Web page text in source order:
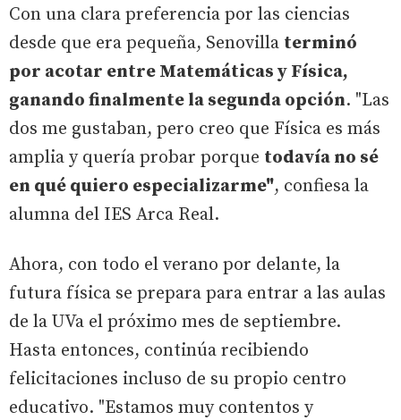
Con una clara preferencia por las ciencias
desde que era pequeña, Senovilla terminó
por acotar entre Matemáticas y Física,
ganando finalmente la segunda opción. "Las
dos me gustaban, pero creo que Física es más
amplia y quería probar porque todavía no sé
en qué quiero especializarme", confiesa la
alumna del IES Arca Real.
Ahora, con todo el verano por delante, la
futura física se prepara para entrar a las aulas
de la UVa el próximo mes de septiembre.
Hasta entonces, continúa recibiendo
felicitaciones incluso de su propio centro
educativo. "Estamos muy contentos y